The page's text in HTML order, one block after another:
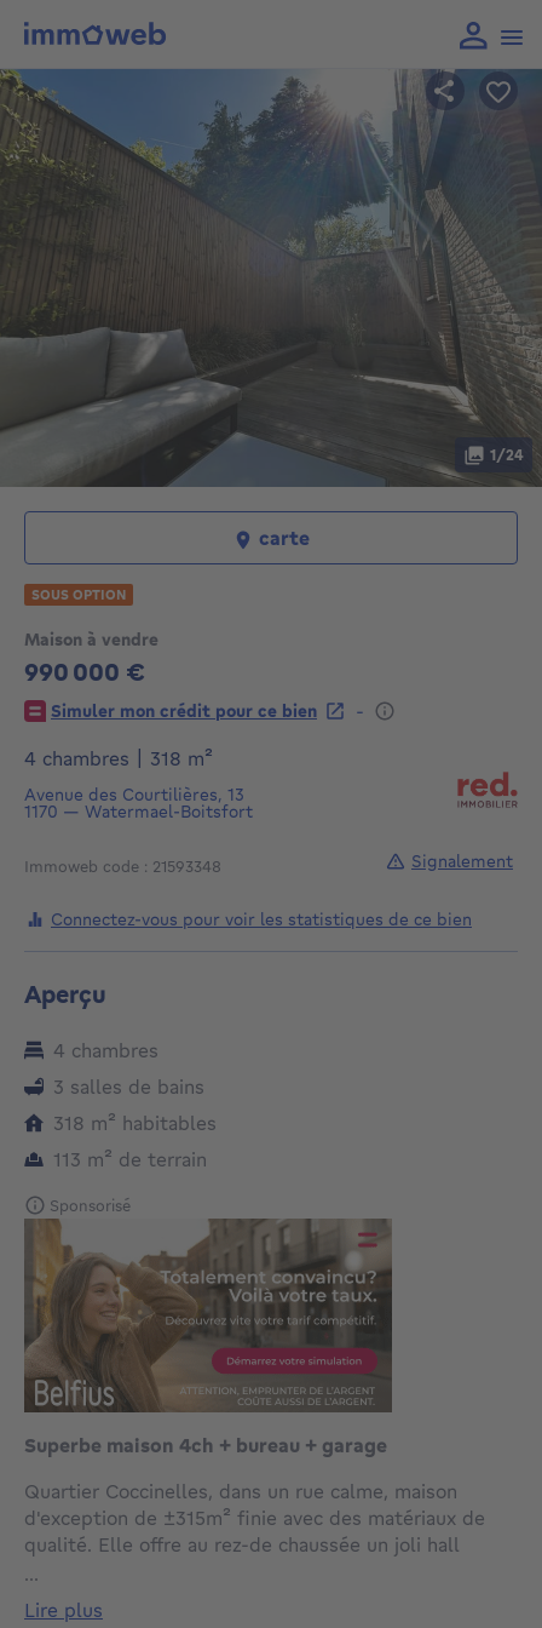
Maison à vendre
990 000 €
990000€
Simuler mon crédit pour ce bien
-
4 chambres
318 m²
Avenue des Courtilières, 13
1170 — Watermael-Boitsfort
Immoweb code : 21593348
1/24
carte
SOUS OPTION
Connectez-vous pour voir les statistiques de ce bien
Signalement
Aperçu
4 chambres
3 salles de bains
318 m² mètres carrés
habitables
113 m² mètres carrés
de terrain
Sponsorisé
Superbe maison 4ch + bureau + garage
Quartier Coccinelles, dans un rue calme, maison
d'exception de ±315m² finie avec des matériaux de
qualité. Elle offre au rez-de chaussée un joli hall
une grande terrasse orientée Sud-Ouest - au 1er
...
lire plus